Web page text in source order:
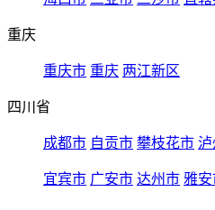
重庆
重庆市 重庆 两江新区
四川省
成都市 自贡市 攀枝花市
宜宾市 广安市 达州市 雅